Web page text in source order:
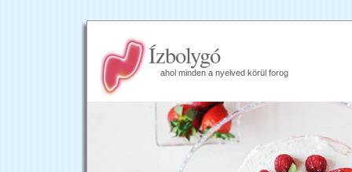
Ízbolygó
ahol minden a nyelved körül forog